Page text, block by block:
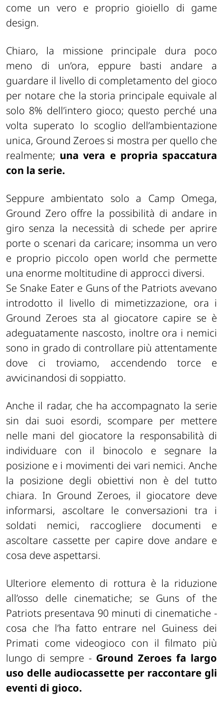
come un vero e proprio gioiello di game
design.
Chiaro, la missione principale dura poco
meno di un’ora, eppure basti andare a
guardare il livello di completamento del gioco
per notare che la storia principale equivale al
solo 8% dell’intero gioco; questo perché una
volta superato lo scoglio dell’ambientazione
unica, Ground Zeroes si mostra per quello che
realmente; una vera e propria spaccatura
con la serie.
Seppure ambientato solo a Camp Omega,
Ground Zero offre la possibilità di andare in
giro senza la necessità di schede per aprire
porte o scenari da caricare; insomma un vero
e proprio piccolo open world che permette
una enorme moltitudine di approcci diversi.
Se Snake Eater e Guns of the Patriots avevano
introdotto il livello di mimetizzazione, ora i
Ground Zeroes sta al giocatore capire se è
adeguatamente nascosto, inoltre ora i nemici
sono in grado di controllare più attentamente
dove ci troviamo, accendendo torce e
avvicinandosi di soppiatto.
Anche il radar, che ha accompagnato la serie
sin dai suoi esordi, scompare per mettere
nelle mani del giocatore la responsabilità di
individuare con il binocolo e segnare la
posizione e i movimenti dei vari nemici. Anche
la posizione degli obiettivi non è del tutto
chiara. In Ground Zeroes, il giocatore deve
informarsi, ascoltare le conversazioni tra i
soldati nemici, raccogliere documenti e
ascoltare cassette per capire dove andare e
cosa deve aspettarsi.
Ulteriore elemento di rottura è la riduzione
all’osso delle cinematiche; se Guns of the
Patriots presentava 90 minuti di cinematiche -
cosa che l’ha fatto entrare nel Guiness dei
Primati come videogioco con il filmato più
lungo di sempre - Ground Zeroes fa largo
uso delle audiocassette per raccontare gli
eventi di gioco.